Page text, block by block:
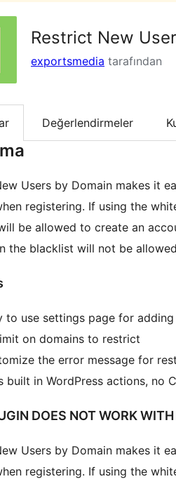
Restrict New
exportsmedia tarafından
Değerlendirmeler
Users by Domain makes it
registering. If using the
be allowed to create an
the blacklist will not be
to use settings page for
on domains to restrict
the error message for
built in WordPress actions, no
DOES NOT WORK
Users by Domain makes it
registering. If using the